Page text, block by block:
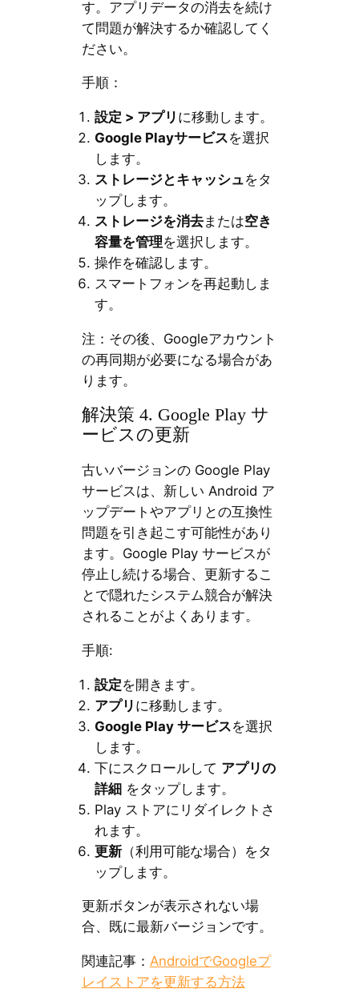
す。アプリデータの消去を続け
て問題が解決するか確認してく
ださい。
手順：
設定 > アプリ に移動します。
Google Playサービスを選択
します。
ストレージとキャッシュをタ
ップします。
ストレージを消去または空き
容量を管理を選択します。
操作を確認します。
スマートフォンを再起動しま
す。
注：その後、Googleアカウント
の再同期が必要になる場合があ
ります。
解決策 4. Google Play サ
ービスの更新
古いバージョンの Google Play
サービスは、新しい Android ア
ップデートやアプリとの互換性
問題を引き起こす可能性があり
ます。Google Play サービスが
停止し続ける場合、更新するこ
とで隠れたシステム競合が解決
されることがよくあります。
手順:
設定を開きます。
アプリ に移動します。
Google Play サービスを選択
します。
下にスクロールして アプリの
詳細をタップします。
Play ストアにリダイレクトさ
れます。
更新（利用可能な場合）をタ
ップします。
更新ボタンが表示されない場
合、既に最新バージョンです。
関連記事： AndroidでGoogleプ
レイストアを更新する方法